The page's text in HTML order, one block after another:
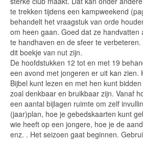
te trekken tijdens een kampweekend
behandelt het vraagstuk van orde
om heen gaan. Goed dat ze handvatten
te handhaven en de sfeer te
dit boekje van nut zijn.
De hoofdstukken 12 tot en met 19
een avond met jongeren er uit kan zien.
Bijbel kunt lezen en met hen kunt
zoal denkbaar en bruikbaar zijn. Vanaf
een aantal bijlagen ruimte om zelf
(jaar)plan, hoe je gebedskaarten kunt
wie heeft op een jongere, hoe je de
enz. . Het seizoen gaat beginnen.